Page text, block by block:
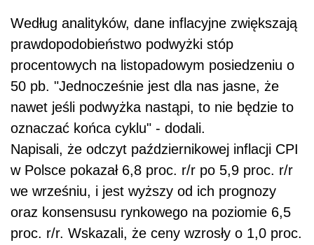
Według analityków, dane inflacyjne zwiększają
prawdopodobieństwo podwyżki stóp
procentowych na listopadowym posiedzeniu o
50 pb. "Jednocześnie jest dla nas jasne, że
nawet jeśli podwyżka nastąpi, to nie będzie to
oznaczać końca cyklu" - dodali.
Napisali, że odczyt październikowej inflacji CPI
w Polsce pokazał 6,8 proc. r/r po 5,9 proc. r/r
we wrześniu, i jest wyższy od ich prognozy
oraz konsensusu rynkowego na poziomie 6,5
proc. r/r. Wskazali, że ceny wzrosły o 1,0 proc.